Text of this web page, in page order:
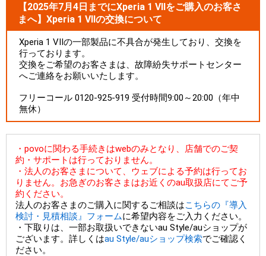
【2025年7月4日までにXperia 1 VIIをご購入のお客さ
まへ】Xperia 1 VIIの交換について
Xperia 1 VIIの一部製品に不具合が発生しており、交換を
行っております。
交換をご希望のお客さまは、故障紛失サポートセンター
へご連絡をお願いいたします。
フリーコール 0120-925-919 受付時間9:00～20:00（年中
無休）
・povoに関わる手続きはwebのみとなり、店舗でのご契
約・サポートは行っておりません。
・法人のお客さまについて、ウェブによる予約は行ってお
りません。お急ぎのお客さまはお近くのau取扱店にてご予
約ください。
法人のお客さまのご購入に関するご相談はこちらの『導入
検討・見積相談』フォームに希望内容をご入力ください。
・下取りは、一部お取扱いできないau Style/auショップが
ございます。詳しくはau Style/auショップ検索でご確認く
ださい。